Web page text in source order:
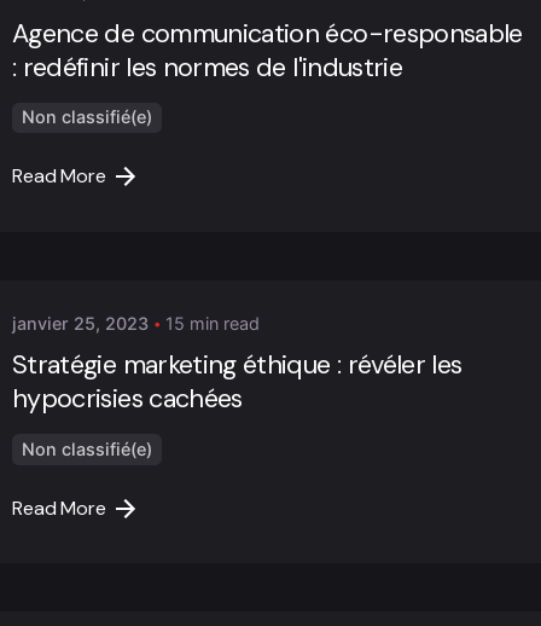
Agence de communication éco-responsable
: redéfinir les normes de l'industrie
Non classifié(e)
Read More
janvier 25, 2023 15 min read
Stratégie marketing éthique : révéler les
hypocrisies cachées
Non classifié(e)
Read More